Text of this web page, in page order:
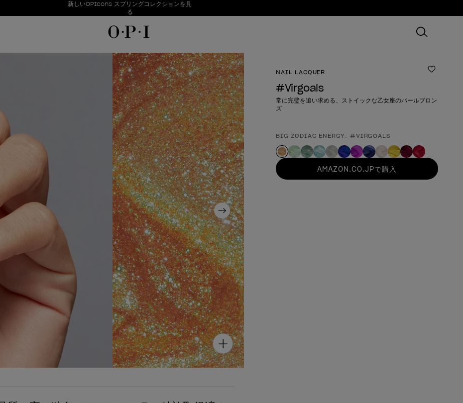
お得情報新しいOPIcons スプリングコレクションを見
る
Item 1 of 1
Next
NAIL LACQUER ほしい
#Virgoals
常に完璧を追い求める、ストイックな乙女座のパールブロン
ズ
製品形態
BIG ZODIAC ENERGY: #VIRGOALS
AMAZON.CO.JPで購入